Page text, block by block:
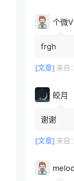
个微V
frgh
[文章] 来自
皎月
谢谢
[文章] 来自